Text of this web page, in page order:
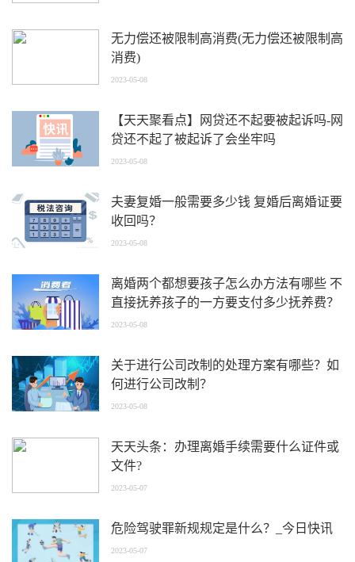
无力偿还被限制高消费(无力偿还被限制高
消费)
2023-05-08
【天天聚看点】网贷还不起要被起诉吗-网
贷还不起了被起诉了会坐牢吗
2023-05-08
夫妻复婚一般需要多少钱 复婚后离婚证要
收回吗？
2023-05-08
离婚两个都想要孩子怎么办方法有哪些 不
直接抚养孩子的一方要支付多少抚养费？
2023-05-08
关于进行公司改制的处理方案有哪些？如
何进行公司改制？
2023-05-08
天天头条：办理离婚手续需要什么证件或
文件?
2023-05-07
危险驾驶罪新规规定是什么？_今日快讯
2023-05-07